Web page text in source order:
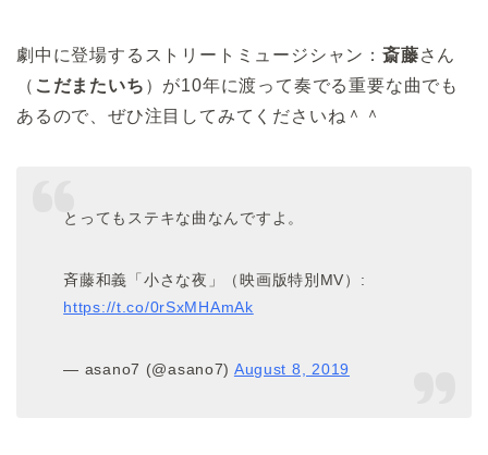
劇中に登場するストリートミュージシャン： 斎藤さん
（ こだまたいち ）が10年に渡って奏でる重要な曲でも
あるので、ぜひ注目してみてくださいね＾＾
とってもステキな曲なんですよ。
斉藤和義「小さな夜」（映画版特別MV）:
https://t.co/0rSxMHAmAk
— asano7 (@asano7) August 8, 2019